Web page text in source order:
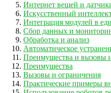
Интернет вещей и
Искусственный
Интеграция модулей в
Сбор данных и
Обработка и анализ
Автоматическое
Преимущества и вызовы
Преимущества
Вызовы и ограничения
Практические примеры